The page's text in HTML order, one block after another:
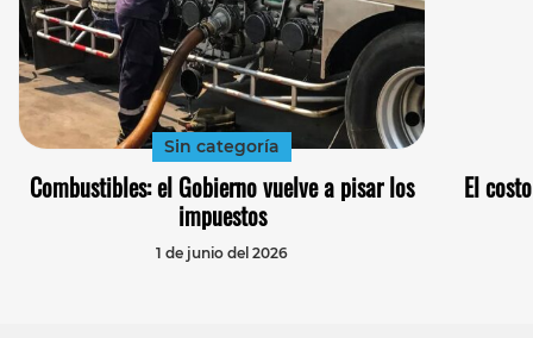
Sin categoría
Combustibles: el Gobierno vuelve a pisar los
impuestos
1 de junio del 2026
El